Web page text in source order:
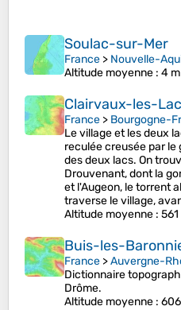
Soulac-sur-Mer
France > Nouvelle-
Altitude moyenne : 4 m
Clairvaux-les-
France > Bourgogne-
Le village et les deux
reculée creusée par le
des deux lacs. On
Drouvenant, dont la
et l'Augeon, le torrent
traverse le village,
Altitude moyenne :
Buis-les-
France >Auvergne-
Dictionnaire
Drôme.
Altitude moyenne :